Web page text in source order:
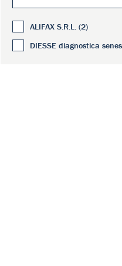
ALIFAX S.R.L. (2)
DIESSE diagnostica